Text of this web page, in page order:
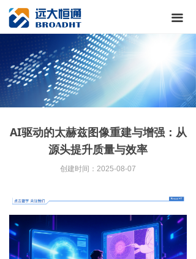
끀
AI驱动的太赫兹图像重建与增强：从
源头提升质量与效率
创建时间： 2025-08-07